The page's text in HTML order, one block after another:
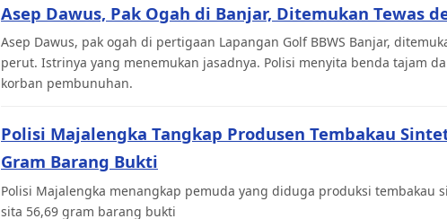
Asep Dawus, Pak Ogah di Banjar, Ditemukan Tewas
Asep Dawus, pak ogah di pertigaan Lapangan Golf BBWS Banjar,
perut. Istrinya yang menemukan jasadnya. Polisi menyita benda tajam
korban pembunuhan.
Polisi Majalengka Tangkap Produsen Tembakau
Gram Barang Bukti
Polisi Majalengka menangkap pemuda yang diduga produksi tembakau
sita 56,69 gram barang bukti